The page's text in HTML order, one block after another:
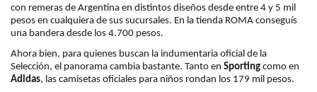
con remeras de Argentina en distintos diseños desde entre 4 y 5 mil
pesos en cualquiera de sus sucursales. En la tienda ROMA conseguís
una bandera desde los 4.700 pesos.
Ahora bien, para quienes buscan la indumentaria oficial de la
Selección, el panorama cambia bastante. Tanto en Sporting como en
Adidas, las camisetas oficiales para niños rondan los 179 mil pesos.